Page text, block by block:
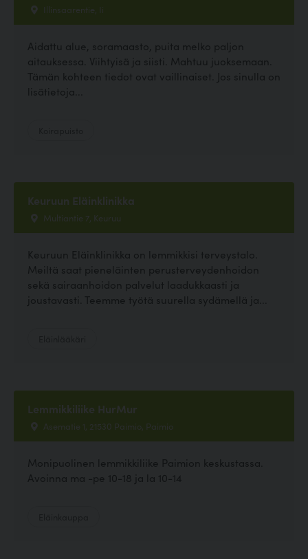
Illinsaarentie, Ii
Aidattu alue, soramaasto, puita melko paljon
aitauksessa. Viihtyisä ja siisti. Mahtuu juoksemaan.
Tämän kohteen tiedot ovat vaillinaiset. Jos sinulla on
lisätietoja...
Keuruun Eläinklinikka
Multiantie 7, Keuruu
Keuruun Eläinklinikka on lemmikkisi terveystalo.
Meiltä saat pieneläinten perusterveydenhoidon
sekä sairaanhoidon palvelut laadukkaasti ja
joustavasti. Teemme työtä suurella sydämellä ja...
Lemmikkiliike HurMur
Asematie 1, 21530 Paimio, Paimio
Monipuolinen lemmikkiliike Paimion keskustassa.
Avoinna ma -pe 10-18 ja la 10-14